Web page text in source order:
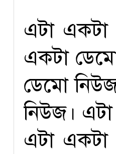
এটা
একটা
ডেমো
নিউজ।
এটা